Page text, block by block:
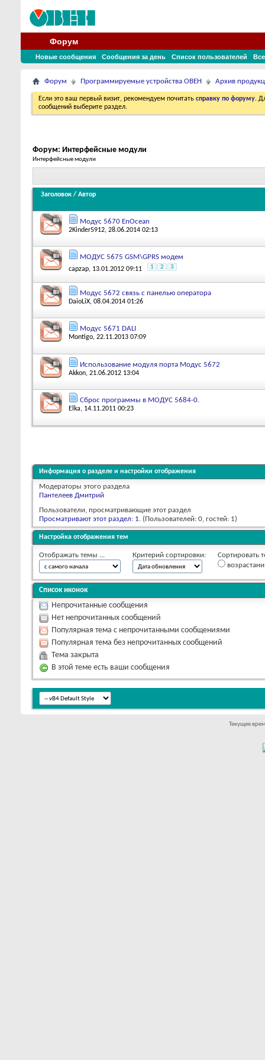
Форум
Новые сообщения Сообщения за день Список пользователей
Форум Программируемые устройства ОВЕН Архив
Если это ваш первый визит, рекомендуем почитать справку по форуму.
сообщений выберите раздел.
Форум: Интерфейсные модули
Интерфейсные модули
Заголовок / Автор
Модус 5670 EnOcean
2Kinder5912, 28.06.2014 02:13
МОДУС 5675 GSM\GPRS модем
capzap, 13.01.2012 09:11 1 2 3
Модус 5672 связь с панелью оператора
DaioLiX, 08.04.2014 01:26
Модус 5671 DALI
Montigo, 22.11.2013 07:09
Использование модуля порта Модус 5672
Akkon, 21.06.2012 13:04
Сброс программы в МОДУС 5684-0.
Elka, 14.11.2011 00:23
Информация о разделе и настройки отображения
Модераторы этого раздела
Пантелеев Дмитрий
Пользователи, просматривающие этот раздел
Просматривают этот раздел: 1. (Пользователей: 0, гостей: 1)
Настройка отображения тем
Отображать темы ... Критерий сортировки:
Сортировать
Список иконок
Непрочитанные сообщения
Нет непрочитанных сообщений
Популярная тема с непрочитанными сообщениями
Популярная тема без непрочитанных сообщений
Тема закрыта
В этой теме есть ваши сообщения
Текущее